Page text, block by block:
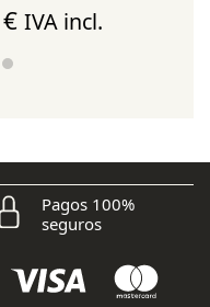
€El
256,00 €.
IVA incl.
Pagos 100%
seguros